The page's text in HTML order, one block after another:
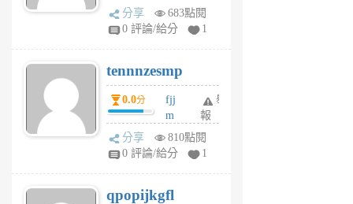
sg
sr
6
個
月
前
分享
683點閱
0 評論/給分
1
tennnzesmp
0.0分
fjj
m
w
rs
6
舉
報
分享
810點閱
0 評論/給分
1
qpopijkgfl